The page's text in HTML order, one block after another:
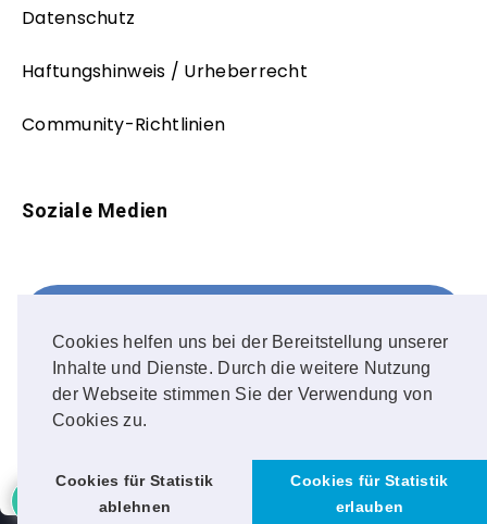
Cookies helfen uns bei der Bereitstellung unserer
Inhalte und Dienste. Durch die weitere Nutzung
der Webseite stimmen Sie der Verwendung von
Cookies zu.
Cookies für Statistik
ablehnen
Cookies für Statistik
erlauben
Datenschutz
Haftungshinweis / Urheberrecht
Community-Richtlinien
Soziale Medien
FOLLOW ME!
Instagram
OUR PHOTOS!